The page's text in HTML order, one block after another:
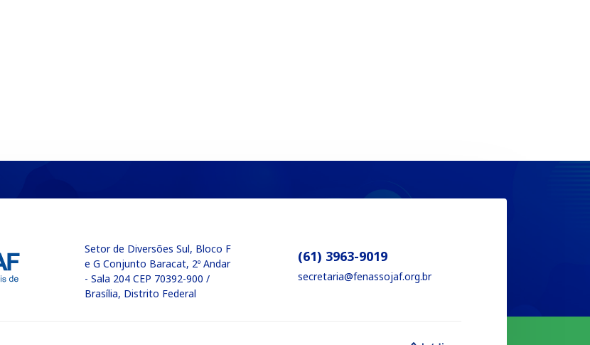
Setor de Diversões Sul, Bloco F
e G Conjunto Baracat, 2º Andar
- Sala 204 CEP 70392-900 /
Brasília, Distrito Federal
(61) 3963-9019
secretaria@fenassojaf.org.br